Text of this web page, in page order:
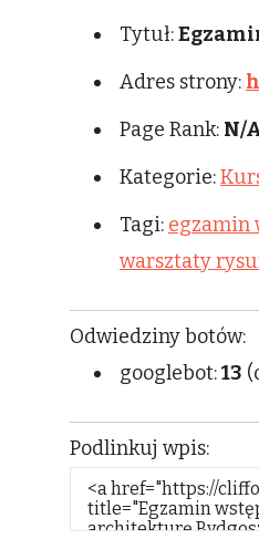
Tytuł:
Adres strony:
Page Rank: N/
Kategorie:
Tagi: egzamin
warsztaty
Odwiedziny botów:
googlebot:13
Podlinkuj wpis: